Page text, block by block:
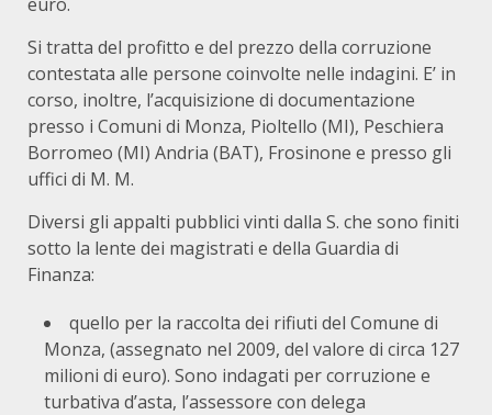
Si tratta del profitto e del prezzo della corruzione
contestata alle persone coinvolte nelle indagini. E’ in
corso, inoltre, l’acquisizione di documentazione
presso i Comuni di Monza, Pioltello (MI), Peschiera
Borromeo (MI) Andria (BAT), Frosinone e presso gli
uffici di M. M.
Diversi gli appalti pubblici vinti dalla S. che sono finiti
sotto la lente dei magistrati e della Guardia di
Finanza:
quello per la raccolta dei rifiuti del Comune di
Monza, (assegnato nel 2009, del valore di circa 127
milioni di euro). Sono indagati per corruzione e
turbativa d’asta, l’assessore con delega